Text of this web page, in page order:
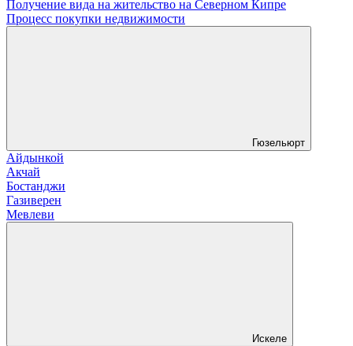
Получение вида на жительство на Северном Кипре
Процесс покупки недвижимости
Гюзельюрт
Айдынкой
Акчай
Бостанджи
Газиверен
Мевлеви
Искеле